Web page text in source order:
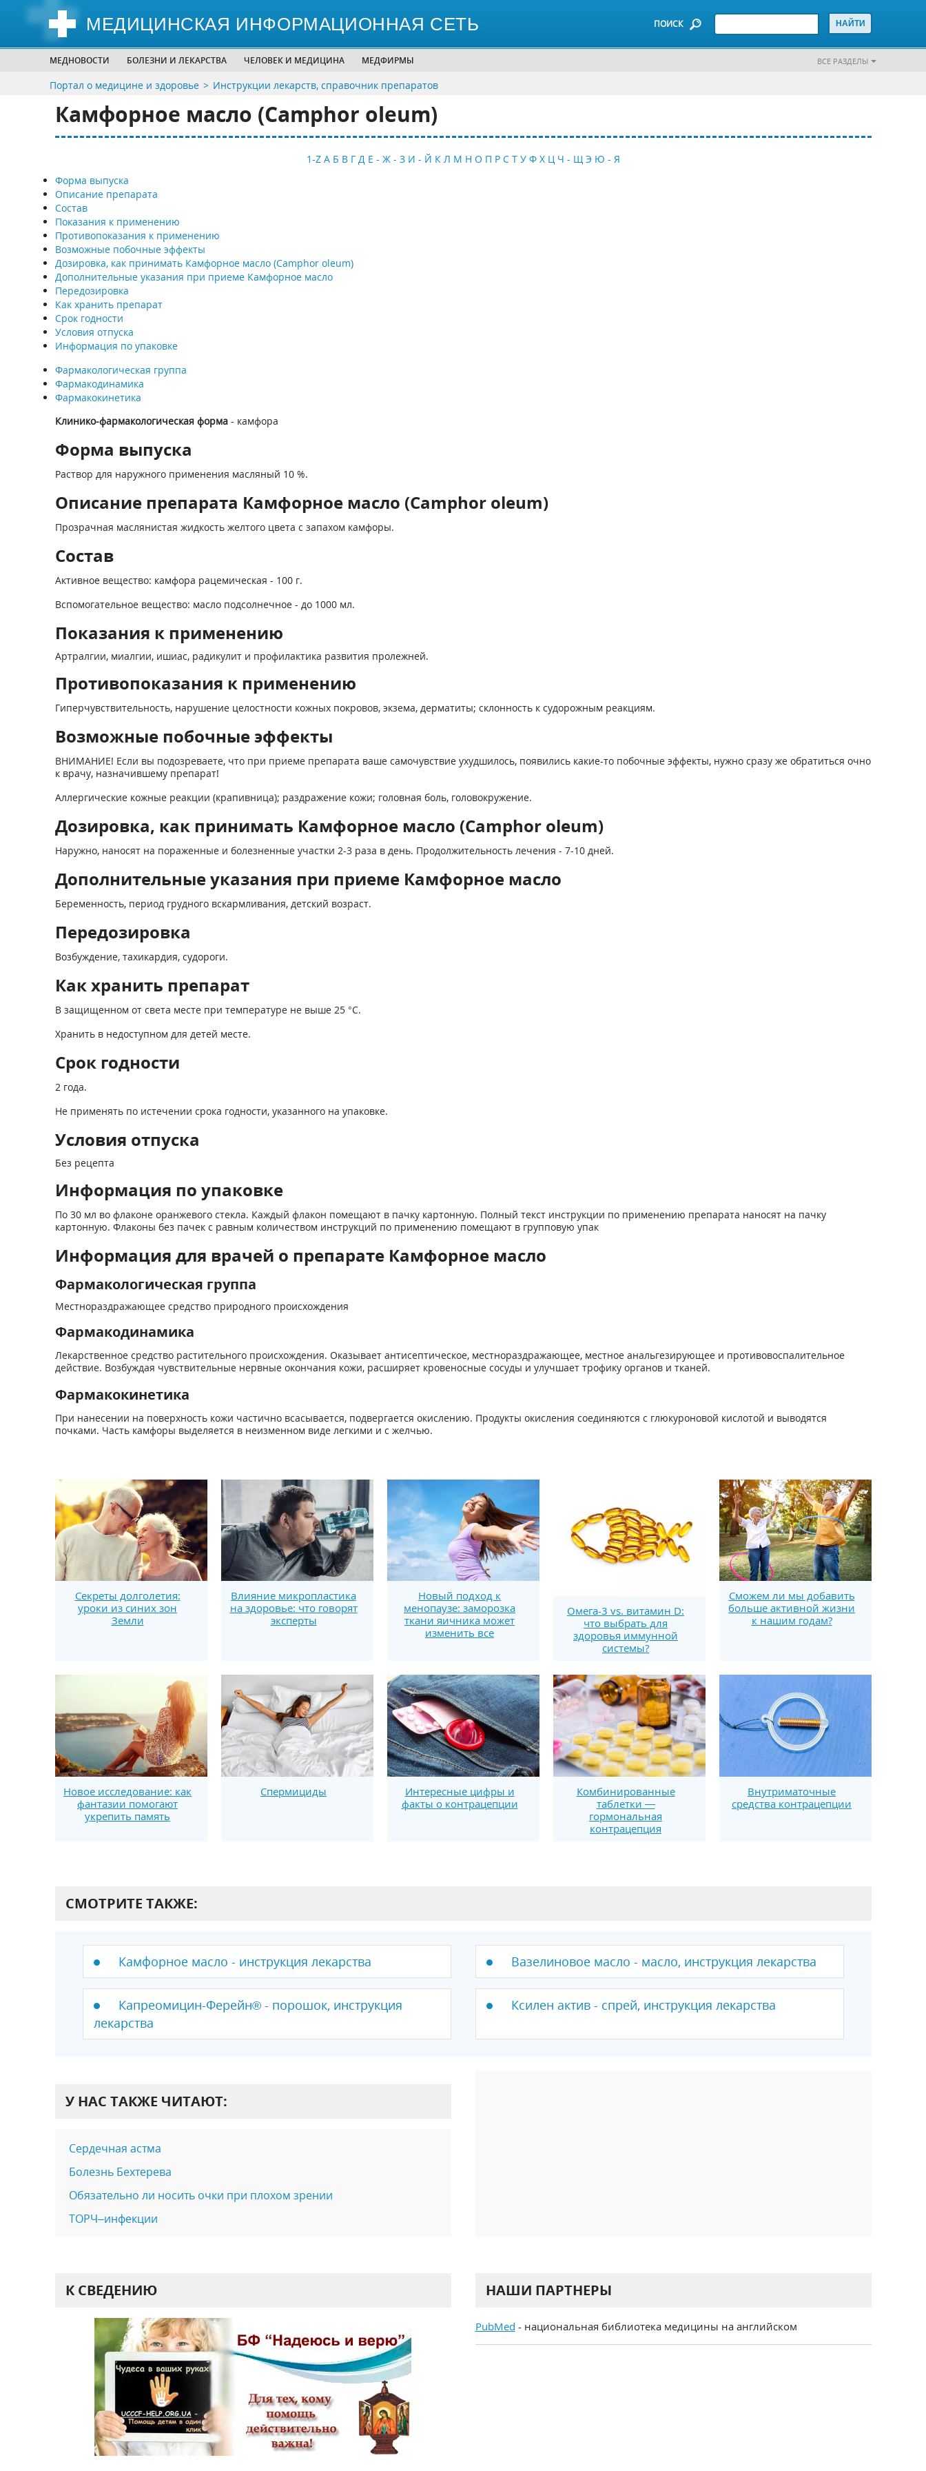
МЕДИЦИНСКАЯ ИНФОРМАЦИОННАЯ СЕТЬ ПОИСК
МЕДНОВОСТИ БОЛЕЗНИ И ЛЕКАРСТВА ЧЕЛОВЕК И МЕДИЦИНА МЕДФИРМЫ ВСЕ РАЗДЕЛЫ
Портал о медицине и здоровье Инструкции лекарств, справочник препаратов
Камфорное масло (Camphor oleum)
1-Z А Б В Г Д Е - Ж - З И - Й К Л М Н О П Р С Т У Ф Х Ц Ч - Щ Э Ю - Я
Форма выпуска
Описание препарата
Состав
Показания к применению
Противопоказания к применению
Возможные побочные эффекты
Дозировка, как принимать Камфорное масло (Camphor oleum)
Дополнительные указания при приеме Камфорное масло
Передозировка
Как хранить препарат
Срок годности
Условия отпуска
Информация по упаковке
Фармакологическая группа
Фармакодинамика
Фармакокинетика
Клинико-фармакологическая форма- камфора
Форма выпуска
Раствор для наружного применения масляный 10 %.
Описание препарата Камфорное масло (Camphor oleum)
Прозрачная маслянистая жидкость желтого цвета с запахом камфоры.
Состав
Активное вещество: камфора рацемическая - 100 г.
Вспомогательное вещество: масло подсолнечное - до 1000 мл.
Показания к применению
Артралгии, миалгии, ишиас, радикулит и профилактика развития пролежней.
Противопоказания к применению
Гиперчувствительность, нарушение целостности кожных покровов, экзема, дерматиты; склонность к судорожным реакциям.
Возможные побочные эффекты
ВНИМАНИЕ! Если вы подозреваете, что при приеме препарата ваше самочувствие ухудшилось, появились какие-то побочные эффекты, нужно сразу же обратиться очно
к врачу, назначившему препарат!
Аллергические кожные реакции (крапивница); раздражение кожи; головная боль, голово­кружение.
Дозировка, как принимать Камфорное масло (Camphor oleum)
Наружно, наносят на пораженные и болезненные участки 2-3 раза в день. Продолжитель­ность лечения - 7-10 дней.
Дополнительные указания при приеме Камфорное масло
Беременность, период грудного вскармливания, детский возраст.
Передозировка
Возбуждение, тахикардия, судороги.
Как хранить препарат
В защищенном от света месте при температуре не выше 25 °С.
Хранить в недоступном для детей месте.
Срок годности
2 года.
Не применять по истечении срока годности, указанного на упаковке.
Условия отпуска
Без рецепта
Информация по упаковке
По 30 мл во флаконе оранжевого стекла. Каждый флакон помещают в пачку картонную. Полный текст инструкции по применению препарата наносят на пачку
картонную. Флаконы без пачек с равным количеством инструк­ций по применению помещают в групповую упак
Информация для врачей о препарате Камфорное масло
Фармакологическая группа
Местнораздражающее средство природного происхож­дения
Фармакодинамика
Лекарственное средство растительного происхождения. Оказывает антисептическое, местно­раздражающее, местное анальгезирующее и противовоспалительное
действие. Возбуждая чувствительные нервные окончания кожи, расширяет кровеносные сосуды и улучшает тро­фику органов и тканей.
Фармакокинетика
При нанесении на поверхность кожи частично всасывается, подвергается окислению. Про­дукты окисления соединяются с глюкуроновой кислотой и выводятся
почками. Часть камфо­ры выделяется в неизменном виде легкими и с желчью.
Секреты долголетия:
уроки из синих зон
Земли
Влияние микропластика
на здоровье: что говорят
эксперты
Новый подход к
менопаузе: заморозка
ткани яичника может
изменить все
Омега-3 vs. витамин D:
что выбрать для
здоровья иммунной
системы?
Сможем ли мы добавить
больше активной жизни
к нашим годам?
Новое исследование: как
фантазии помогают
укрепить память
Спермициды
Интересные цифры и
факты о контрацепции
Комбинированные
таблетки —
гормональная
контрацепция
Внутриматочные
средства контрацепции
СМОТРИТЕ ТАКЖЕ:
Камфорное масло - инструкция лекарства Вазелиновое масло - масло, инструкция лекарства
Капреомицин-Ферейн® - порошок, инструкция
лекарства
Ксилен актив - спрей, инструкция лекарства
У НАС ТАКЖЕ ЧИТАЮТ:
Сердечная астма
Болезнь Бехтерева
Обязательно ли носить очки при плохом зрении
ТОРЧ–инфекции
К СВЕДЕНИЮ НАШИ ПАРТНЕРЫ
PubMed - национальная библиотека медицины на английском